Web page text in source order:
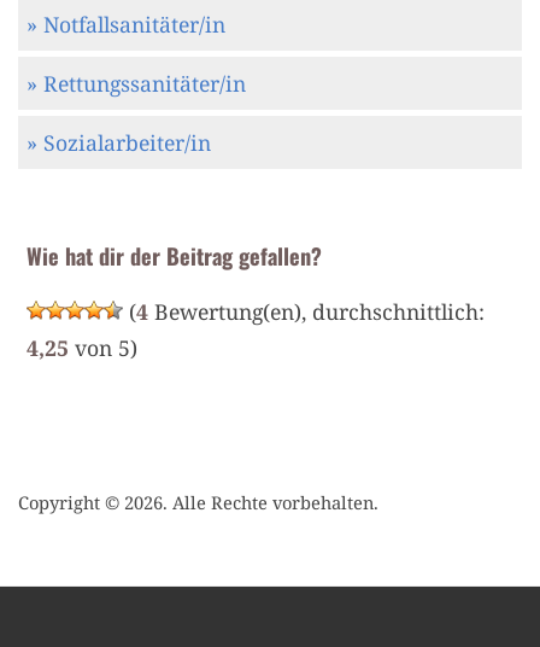
» Notfallsanitäter/in
» Rettungssanitäter/in
» Sozialarbeiter/in
Wie hat dir der Beitrag gefallen?
(4 Bewertung(en), durchschnittlich:
4,25 von 5)
Copyright © 2026. Alle Rechte vorbehalten.